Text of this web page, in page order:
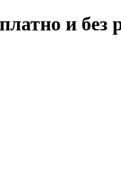
и без